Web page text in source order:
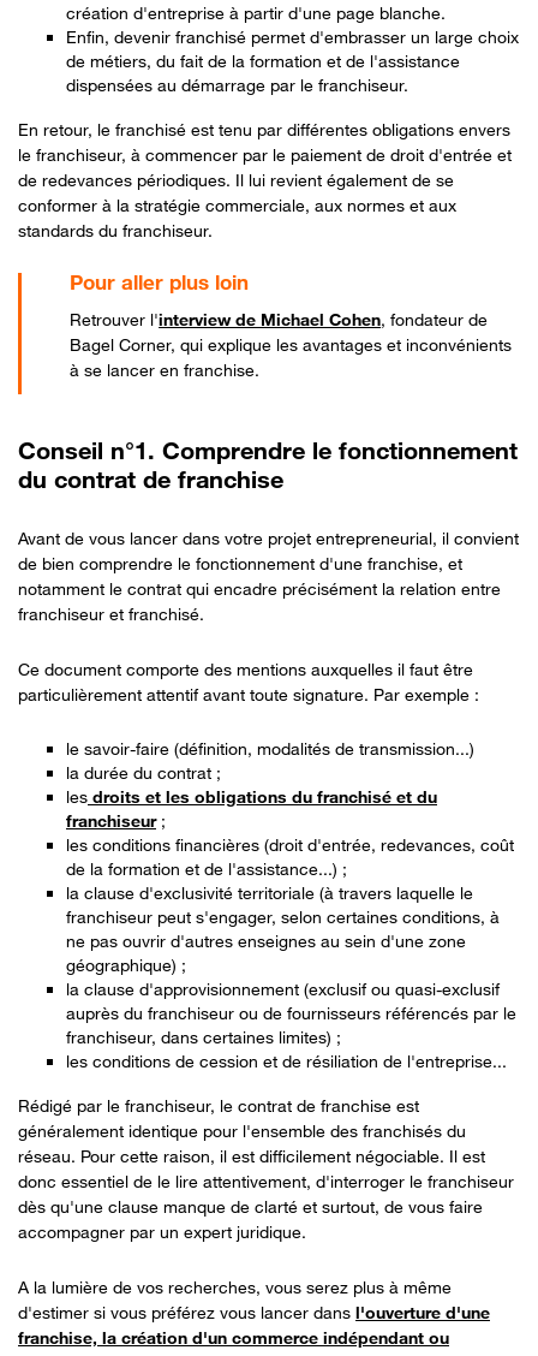
création d'entreprise à partir d'une page blanche.
Enfin, devenir franchisé permet d'embrasser un large choix
de métiers, du fait de la formation et de l'assistance
dispensées au démarrage par le franchiseur.
En retour, le franchisé est tenu par différentes obligations envers
le franchiseur, à commencer par le paiement de droit d'entrée et
de redevances périodiques. Il lui revient également de se
conformer à la stratégie commerciale, aux normes et aux
standards du franchiseur.
Pour aller plus loin
Retrouver l'interview de Michael Cohen, fondateur de
Bagel Corner, qui explique les avantages et inconvénients
à se lancer en franchise.
Conseil n°1. Comprendre le fonctionnement
du contrat de franchise
Avant de vous lancer dans votre projet entrepreneurial, il convient
de bien comprendre le fonctionnement d'une franchise, et
notamment le contrat qui encadre précisément la relation entre
franchiseur et franchisé.
Ce document comporte des mentions auxquelles il faut être
particulièrement attentif avant toute signature. Par exemple :
le savoir-faire (définition, modalités de transmission...)
la durée du contrat ;
les droits et les obligations du franchisé et du
franchiseur;
les conditions financières (droit d'entrée, redevances, coût
de la formation et de l'assistance...) ;
la clause d'exclusivité territoriale (à travers laquelle le
franchiseur peut s'engager, selon certaines conditions, à
ne pas ouvrir d'autres enseignes au sein d'une zone
géographique) ;
la clause d'approvisionnement (exclusif ou quasi-exclusif
auprès du franchiseur ou de fournisseurs référencés par le
franchiseur, dans certaines limites) ;
les conditions de cession et de résiliation de l'entreprise...
Rédigé par le franchiseur, le contrat de franchise est
généralement identique pour l'ensemble des franchisés du
réseau. Pour cette raison, il est difficilement négociable. Il est
donc essentiel de le lire attentivement, d'interroger le franchiseur
dès qu'une clause manque de clarté et surtout, de vous faire
accompagner par un expert juridique.
A la lumière de vos recherches, vous serez plus à même
d'estimer si vous préférez vous lancer dans l'ouverture d'une
franchise, la création d'un commerce indépendant ou